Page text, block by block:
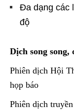
Đa dạng các
độ
Dịch song
Phiên dịch Hội
họp báo
Phiên dịch